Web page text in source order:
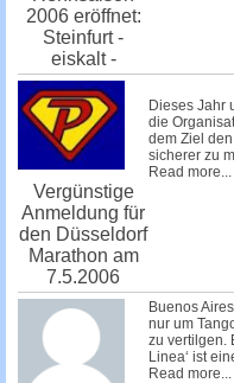
2006 eröffnet:
Steinfurt -
eiskalt -
Vergünstige
Anmeldung für
den Düsseldorf
Marathon am
7.5.2006
Dieses Jahr
die
dem Ziel
sicherer zu
Read more...
Buenos
nur um
zu vertilgen.
Linea‘ ist
Read more...